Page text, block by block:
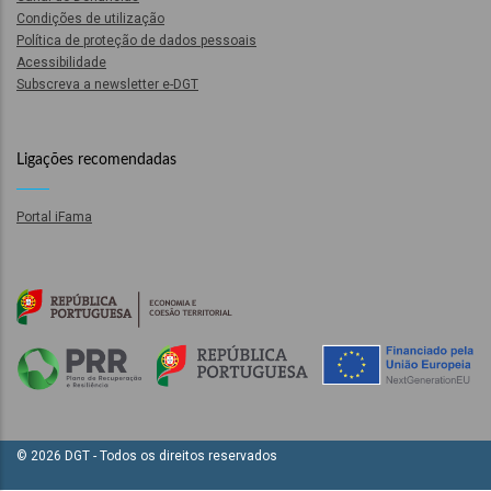
Condições de utilização
Política de proteção de dados pessoais
Acessibilidade
Subscreva a newsletter e-DGT
Ligações recomendadas
Portal iFama
© 2026 DGT - Todos os direitos reservados